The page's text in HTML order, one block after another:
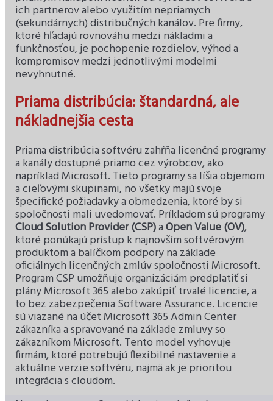
ich partnerov alebo využitím nepriamych
(sekundárnych) distribučných kanálov. Pre firmy,
ktoré hľadajú rovnováhu medzi nákladmi a
funkčnosťou, je pochopenie rozdielov, výhod a
kompromisov medzi jednotlivými modelmi
nevyhnutné.
Priama distribúcia: štandardná, ale
nákladnejšia cesta
Priama distribúcia softvéru zahŕňa licenčné programy
a kanály dostupné priamo cez výrobcov, ako
napríklad Microsoft. Tieto programy sa líšia objemom
a cieľovými skupinami, no všetky majú svoje
špecifické požiadavky a obmedzenia, ktoré by si
spoločnosti mali uvedomovať. Príkladom sú programy
Cloud Solution Provider (CSP)aOpen Value (OV),
ktoré ponúkajú prístup k najnovším softvérovým
produktom a balíčkom podpory na základe
oficiálnych licenčných zmlúv spoločnosti Microsoft.
Program CSP umožňuje organizáciám predplatiť si
plány Microsoft 365 alebo zakúpiť trvalé licencie, a
to bez zabezpečenia Software Assurance. Licencie
sú viazané na účet Microsoft 365 Admin Center
zákazníka a spravované na základe zmluvy so
zákazníkom Microsoft. Tento model vyhovuje
firmám, ktoré potrebujú flexibilné nastavenie a
aktuálne verzie softvéru, najmä ak je prioritou
integrácia s cloudom.